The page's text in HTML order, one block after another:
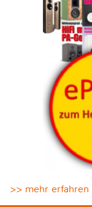
>> mehr erfahren